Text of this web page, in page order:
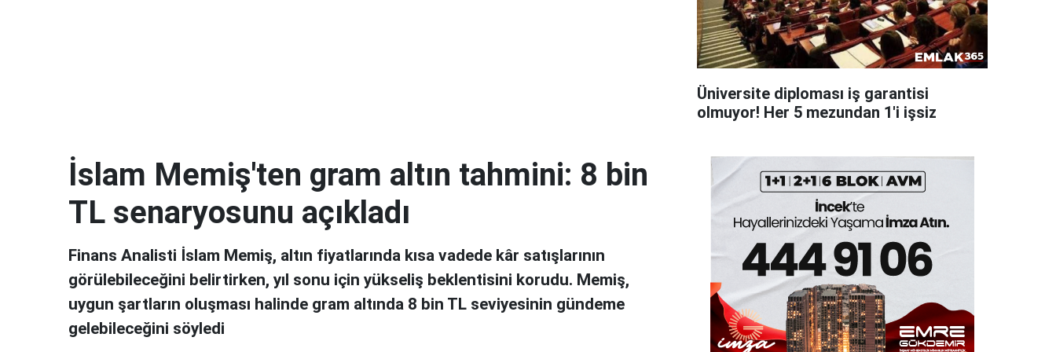
Üniversite diploması iş garantisi
olmuyor! Her 5 mezundan 1'i işsiz
İslam Memiş'ten gram altın tahmini: 8 bin
TL senaryosunu açıkladı
Finans Analisti İslam Memiş, altın fiyatlarında kısa vadede kâr satışlarının
görülebileceğini belirtirken, yıl sonu için yükseliş beklentisini korudu. Memiş,
uygun şartların oluşması halinde gram altında 8 bin TL seviyesinin gündeme
gelebileceğini söyledi